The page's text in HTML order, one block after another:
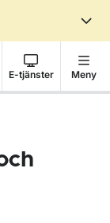
E-tjänster Meny